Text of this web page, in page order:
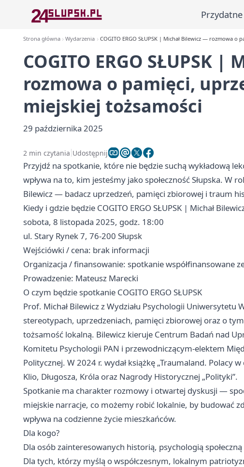
Przydatne
Strona główna Wydarzenia COGITO ERGO SŁUPSK | Michał Bilewicz — rozmowa o
COGITO ERGO SŁUPSK
rozmowa o pamięci,
miejskiej tożsamości
29 października 2025
2 min czytania Udostępnij
Przyjdź na spotkanie, które nie będzie suchą wykładową
wpływa na to, kim jesteśmy jako społeczność Słupska. W
Bilewicz — badacz uprzedzeń, pamięci zbiorowej i traum
Kiedy i gdzie będzie COGITO ERGO SŁUPSK | Michał
sobota, 8 listopada 2025, godz. 18:00
ul. Stary Rynek 7, 76-200 Słupsk
Wejściówki / cena: brak informacji
Organizacja / finansowanie: spotkanie współfinansowane
Prowadzenie: Mateusz Marecki
O czym będzie spotkanie COGITO ERGO SŁUPSK
Prof. Michał Bilewicz z Wydziału Psychologii
stereotypach, uprzedzeniach, pamięci zbiorowej oraz o
tożsamość lokalną. Bilewicz kieruje Centrum Badań nad
Komitetu Psychologii PAN i przewodniczącym-elektem
Politycznej. W 2024 r. wydał książkę „Traumaland. Polacy
Klio, Długosza, Króla oraz Nagrody Historycznej „Polityki”.
Spotkanie ma charakter rozmowy i otwartej dyskusji —
miejskie narracje, co możemy robić lokalnie, by budować
wpływa na codzienne życie mieszkańców.
Dla kogo?
Dla osób zainteresowanych historią, psychologią
Dla tych, którzy myślą o współczesnym, lokalnym